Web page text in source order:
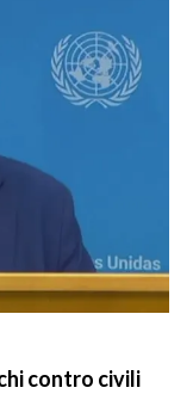
contro civili